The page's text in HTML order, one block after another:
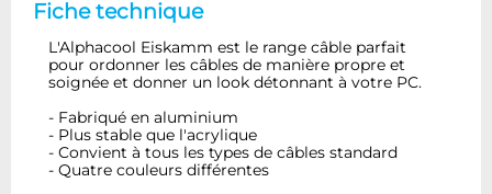
Fiche technique
L'Alphacool Eiskamm est le range câble parfait
pour ordonner les câbles de manière propre et
soignée et donner un look détonnant à votre PC.
- Fabriqué en aluminium
- Plus stable que l'acrylique
- Convient à tous les types de câbles standard
- Quatre couleurs différentes